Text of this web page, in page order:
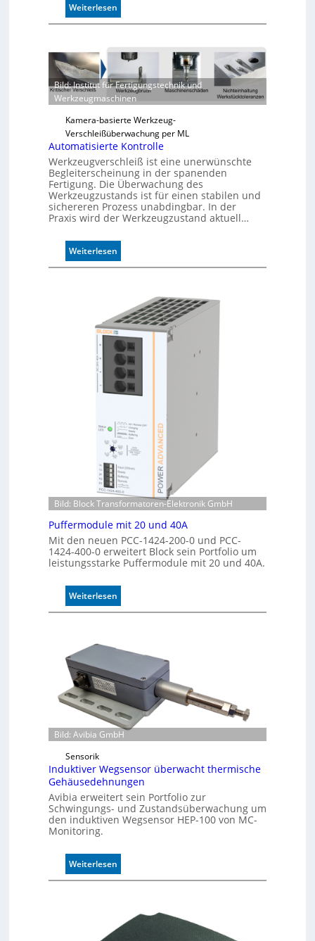
Weiterlesen:
Z
v
e
r
l
ä
s
i
g
e
D
r
u
c
m
a
n
e
r
k
e
n
n
n
g
Bild: Institut für Fertigungstechnik und
Werkzeugmaschinen
Kamera-basierte Werkzeug-
Verschleißüberwachung per ML
Automatisierte Kontrolle
Werkzeugverschleiß ist eine unerwünschte
Begleiterscheinung in der spanenden
Fertigung. Die Überwachung des
Werkzeugzustands ist für einen stabilen und
sichereren Prozess unabdingbar. In der
Praxis wird der Werkzeugzustand aktuell…
Weiterlesen:
A
m
a
t
i
s
i
e
t
e
K
o
n
t
r
l
l
e
Bild: Block Transformatoren-Elektronik GmbH
Puffermodule mit 20 und 40A
Mit den neuen PCC-1424-200-0 und PCC-
1424-400-0 erweitert Block sein Portfolio um
leistungsstarke Puffermodule mit 20 und 40A.
Weiterlesen:
P
f
r
m
o
d
u
l
m
i
t
2
0
d
4
Bild: Avibia GmbH
Sensorik
Induktiver Wegsensor überwacht thermische
Gehäusedehnungen
Avibia erweitert sein Portfolio zur
Schwingungs- und Zustandsüberwachung um
den induktiven Wegsensor HEP-100 von MC-
Monitoring.
Weiterlesen:
I
k